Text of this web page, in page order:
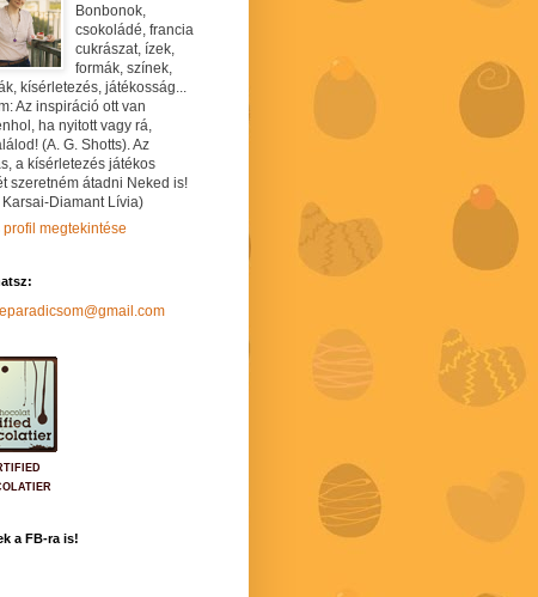
Bonbonok,
csokoládé, francia
cukrászat, ízek,
formák, színek,
kísérletezés, játékosság...
Az inspiráció ott van
ha nyitott vagy rá,
(A. G. Shotts). Az
a kísérletezés játékos
szeretném átadni Neked is!
Karsai-Diamant Lívia)
profil megtekintése
a FB-ra is!